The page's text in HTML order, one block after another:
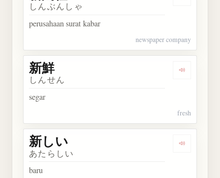
しんぶんしゃ
perusahaan surat kabar
newspaper company
Dengarkan
新鮮
しんせん
segar
fresh
Dengarkan
新しい
あたらしい
baru